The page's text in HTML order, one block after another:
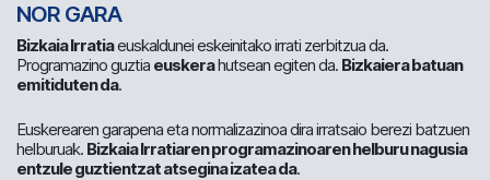
NOR GARA
Bizkaia Irratiaeuskaldunei eskeinitako irrati zerbitzua da.
Programazino guztia euskerahutsean egiten da. Bizkaiera batuan
emitiduten da.
Euskerearen garapena eta normalizazinoa dira irratsaio berezi batzuen
helburuak. Bizkaia Irratiaren programazinoaren helburu nagusia
entzule guztientzat atsegina izatea da.